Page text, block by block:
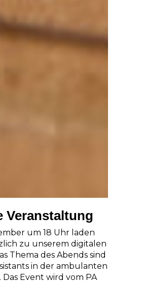
Veranstaltung
um 18 Uhr laden
zu unserem digitalen
Thema des Abends sind
in der ambulanten
Event wird vom PA